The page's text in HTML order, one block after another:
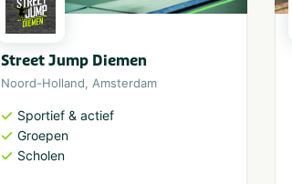
Street Jump Diemen
Noord-Holland, Amsterdam
Sportief & actief
Groepen
Scholen